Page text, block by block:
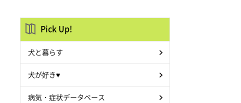
Pick Up!
犬と暮らす
犬が好き♥
病気・症状データベース